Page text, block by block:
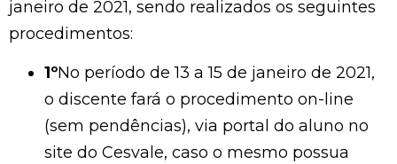
janeiro de 2021, sendo realizados os seguintes
procedimentos:
1ºNo período de 13 a 15 de janeiro de 2021,
o discente fará o procedimento on-line
(sem pendências), via portal do aluno no
site do Cesvale, caso o mesmo possua